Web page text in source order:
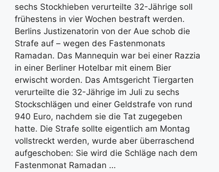
sechs Stockhieben verurteilte 32-Jährige soll
frühestens in vier Wochen bestraft werden.
Berlins Justizenatorin von der Aue schob die
Strafe auf – wegen des Fastenmonats
Ramadan. Das Mannequin war bei einer Razzia
in einer Berliner Hotelbar mit einem Bier
erwischt worden. Das Amtsgericht Tiergarten
verurteilte die 32-Jährige im Juli zu sechs
Stockschlägen und einer Geldstrafe von rund
940 Euro, nachdem sie die Tat zugegeben
hatte. Die Strafe sollte eigentlich am Montag
vollstreckt werden, wurde aber überraschend
aufgeschoben: Sie wird die Schläge nach dem
Fastenmonat Ramadan …